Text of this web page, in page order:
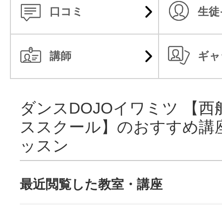
口コミ 生
講師 ギ
ダンスDOJOイワミツ 【
ススクール】のおすすめ講
ッスン
最近閲覧した教室・講座